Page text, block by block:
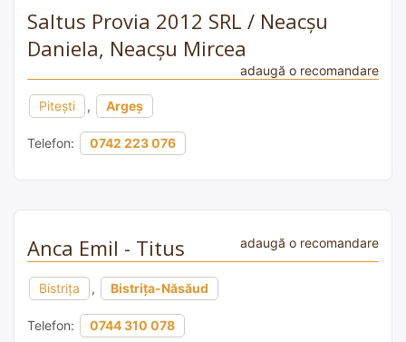
Saltus Provia 2012 SRL / Neacșu
Daniela, Neacșu Mircea
adaugă o recomandare
Pitești , Argeș
Telefon: 0742 223 076
Anca Emil - Titus adaugă o recomandare
Bistrița , Bistrița-Năsăud
Telefon: 0744 310 078